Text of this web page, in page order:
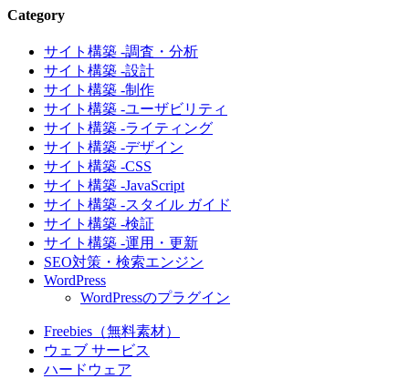
Category
サイト構築 -調査・分析
サイト構築 -設計
サイト構築 -制作
サイト構築 -ユーザビリティ
サイト構築 -ライティング
サイト構築 -デザイン
サイト構築 -CSS
サイト構築 -JavaScript
サイト構築 -スタイル ガイド
サイト構築 -検証
サイト構築 -運用・更新
SEO対策・検索エンジン
WordPress
WordPressのプラグイン
Freebies（無料素材）
ウェブ サービス
ハードウェア